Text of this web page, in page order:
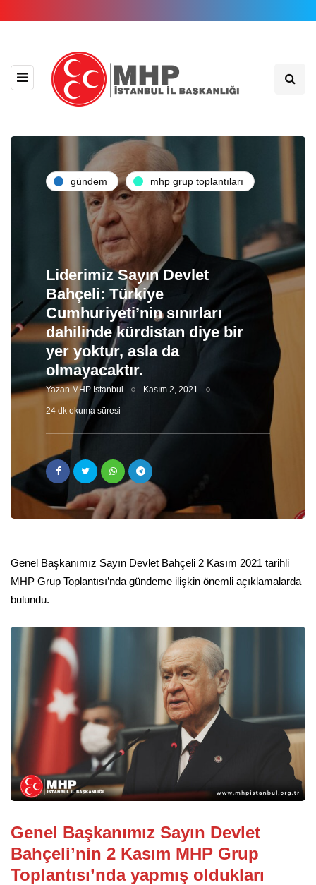
gündem mhp grup toplantıları
Liderimiz Sayın Devlet
Bahçeli: Türkiye
Cumhuriyeti’nin sınırları
dahilinde kürdistan diye bir
yer yoktur, asla da
olmayacaktır.
Yazan MHP İstanbul Kasım 2, 2021
24 dk okuma süresi
Genel Başkanımız Sayın Devlet Bahçeli 2 Kasım 2021 tarihli
MHP Grup Toplantısı’nda gündeme ilişkin önemli açıklamalarda
bulundu.
Genel Başkanımız Sayın Devlet
Bahçeli’nin 2 Kasım MHP Grup
Toplantısı’nda yapmış oldukları